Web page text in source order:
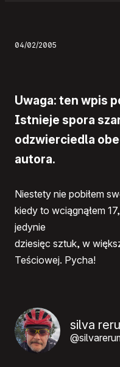
04/02/2005
Uwaga: ten wpis
Istnieje spora
odzwierciedla
autora.
Niestety nie pobiłem
kiedy to wciągnąłem
jedynie
dziesięc sztuk, w
Teściowej. Pycha!
silva